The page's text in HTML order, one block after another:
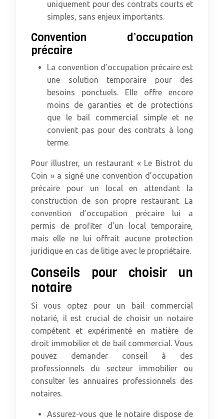
uniquement pour des contrats courts et
simples, sans enjeux importants.
Convention d’occupation
précaire
La convention d’occupation précaire est
une solution temporaire pour des
besoins ponctuels. Elle offre encore
moins de garanties et de protections
que le bail commercial simple et ne
convient pas pour des contrats à long
terme.
Pour illustrer, un restaurant « Le Bistrot du
Coin » a signé une convention d’occupation
précaire pour un local en attendant la
construction de son propre restaurant. La
convention d’occupation précaire lui a
permis de profiter d’un local temporaire,
mais elle ne lui offrait aucune protection
juridique en cas de litige avec le propriétaire.
Conseils pour choisir un
notaire
Si vous optez pour un bail commercial
notarié, il est crucial de choisir un notaire
compétent et expérimenté en matière de
droit immobilier et de bail commercial. Vous
pouvez demander conseil à des
professionnels du secteur immobilier ou
consulter les annuaires professionnels des
notaires.
Assurez-vous que le notaire dispose de